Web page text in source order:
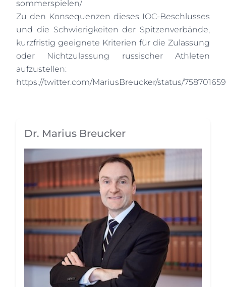
sommerspielen/
Zu den Konsequenzen dieses IOC-Beschlusses
und die Schwierigkeiten der Spitzenverbände,
kurzfristig geeignete Kriterien für die Zulassung
oder Nichtzulassung russischer Athleten
aufzustellen:
https://twitter.com/MariusBreucker/status/
Dr. Marius Breucker